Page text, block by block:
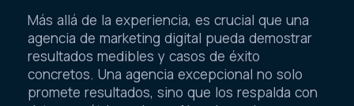
Más allá de la experiencia, es crucial que una
agencia de marketing digital pueda demostrar
resultados medibles y casos de éxito
concretos. Una agencia excepcional no solo
promete resultados, sino que los respalda con